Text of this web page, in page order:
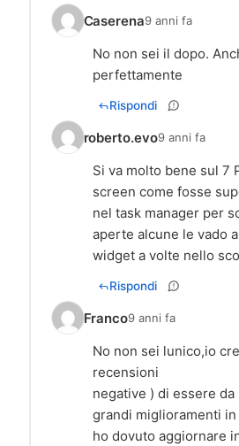
Caserena9 anni fa
No non sei il dopo.
perfettamente
Rispondi
roberto.evo9 anni fa
Si va molto bene sul 7
screen come fosse
nel task manager per
aperte alcune le vado
widget a volte nello
Rispondi
Franco9 anni fa
No non sei lunico,io
recensioni
negative ) di essere
grandi miglioramenti
ho dovuto aggiornare